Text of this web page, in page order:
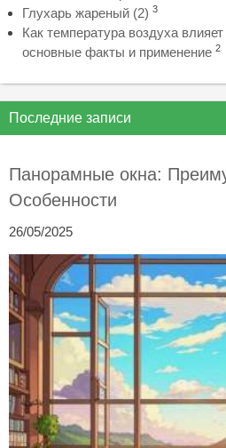
Глухарь жареный (2) 3
Как температура воздуха
основные факты и применение 2
Последние записи
Панорамные окна:
Особенности
26/05/2025